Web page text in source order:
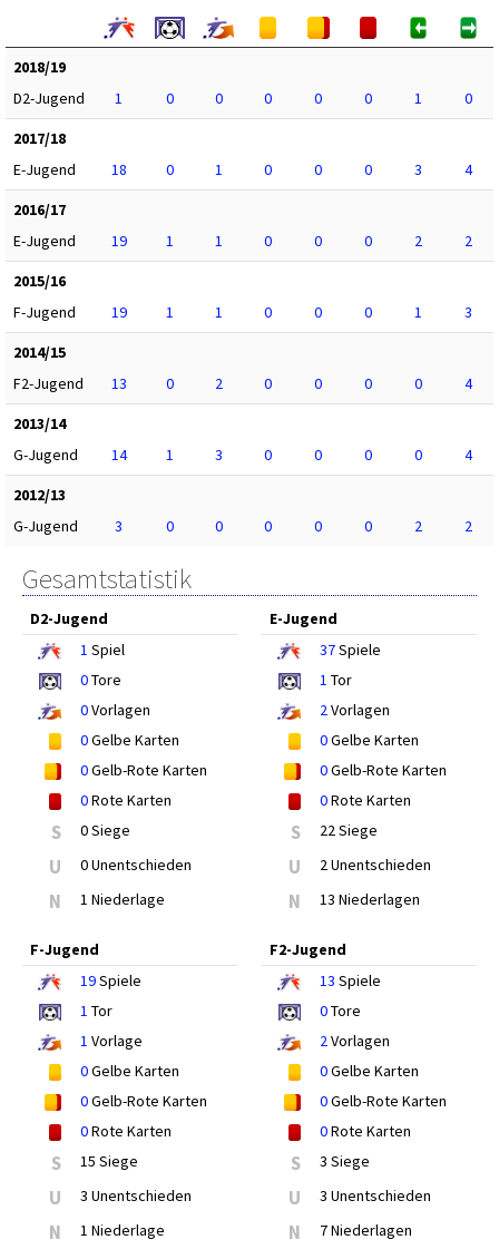
2018/19
D2-Jugend
1 0 0 0 0 0 1
0
2017/18
E-Jugend
18 0 1 0 0 0 3
4
2016/17
E-Jugend
19 1 1 0 0 0 2
2
2015/16
F-Jugend
19 1 1 0 0 0 1
3
2014/15
F2-Jugend
13 0 2 0 0 0 0
4
2013/14
G-Jugend
14 1 3 0 0 0 0
4
2012/13
G-Jugend
3 0 0 0 0 0 2 2
Gesamtstatistik
D2-Jugend
1 Spiel
0Tore
0Vorlagen
0Gelbe Karten
0Gelb-Rote Karten
0Rote Karten
S 0 Siege
U 0 Unentschieden
N 1 Niederlage
E-Jugend
37Spiele
1 Tor
2Vorlagen
0Gelbe Karten
0Gelb-Rote Karten
0Rote Karten
S 22 Siege
U 2 Unentschieden
N 13 Niederlagen
F-Jugend
19Spiele
1 Tor
1 Vorlage
0Gelbe Karten
0Gelb-Rote Karten
0Rote Karten
S 15 Siege
U 3 Unentschieden
N 1 Niederlage
F2-Jugend
13 Spiele
0Tore
2Vorlagen
0Gelbe Karten
0Gelb-Rote Karten
0Rote Karten
S 3 Siege
U 3 Unentschieden
N 7 Niederlagen